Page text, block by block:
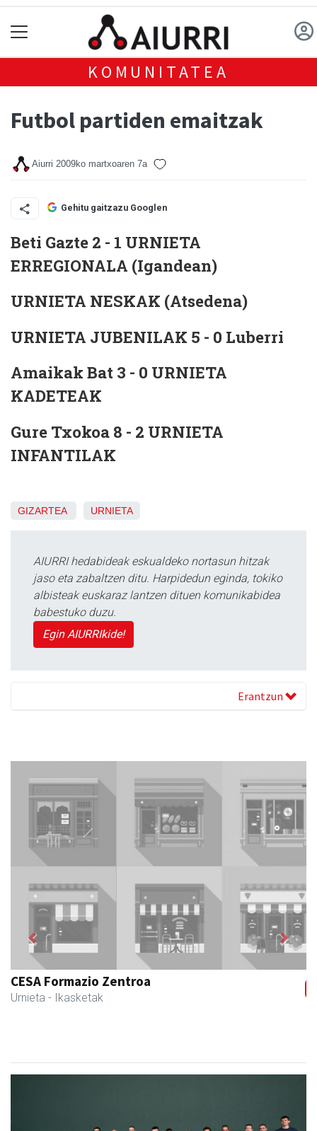
KOMUNITATEA
Futbol partiden emaitzak
Aiurri 2009ko martxoaren 7a
Gehitu gaitzazu Googlen
Beti Gazte 2 - 1 URNIETA
ERREGIONALA (Igandean)
URNIETA NESKAK (Atsedena)
URNIETA JUBENILAK 5 - 0 Luberri
Amaikak Bat 3 - 0 URNIETA
KADETEAK
Gure Txokoa 8 - 2 URNIETA
INFANTILAK
GIZARTEA URNIETA
AIURRI hedabideak eskualdeko nortasun hitzak
jaso eta zabaltzen ditu. Harpidedun eginda, tokiko
albisteak euskaraz lantzen dituen komunikabidea
babestuko duzu.
Egin AIURRIkide!
Erantzun
Guria
Urnieta - Jatetxeak
Previous Next